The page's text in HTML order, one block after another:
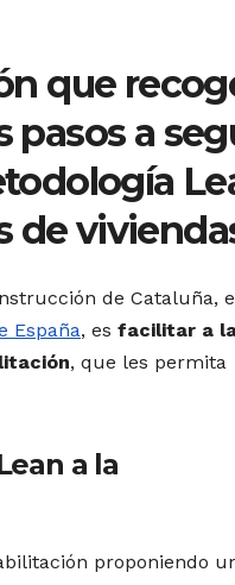
que
pasos a
de
de Cataluña,
España, es facilitar a
, que les permita
a la
proponiendo